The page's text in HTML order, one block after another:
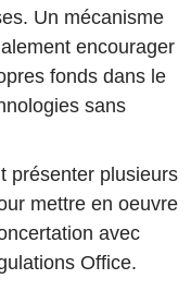
Un mécanisme
encourager
fonds dans le
sans
présenter plusieurs
mettre en oeuvre
avec
Office.